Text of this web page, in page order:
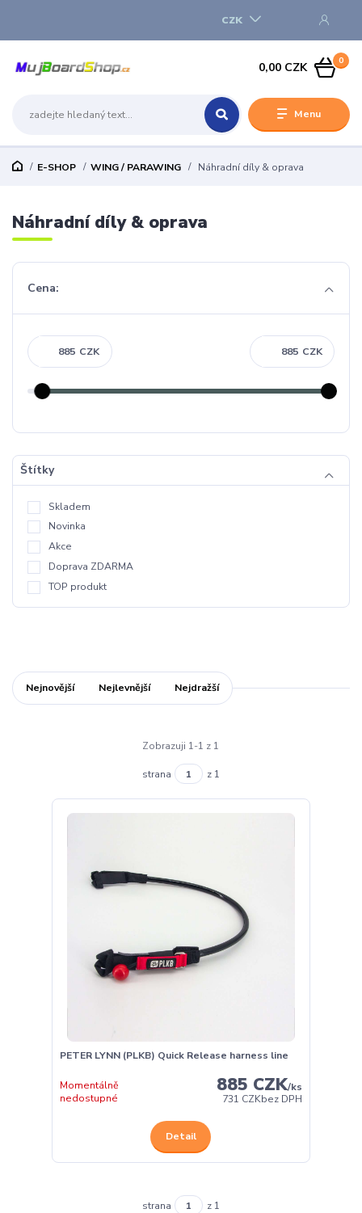
Menu
CZK
0
0,00 CZK
E-SHOP WING / PARAWING Náhradní díly & oprava
Náhradní díly & oprava
Cena:
CZK CZK
Štítky
Skladem
Novinka
Akce
Doprava ZDARMA
TOP produkt
Nejnovější Nejlevnější Nejdražší
Zobrazuji 1-1 z 1
strana z 1
PETER LYNN (PLKB) Quick Release harness line
885 CZK/ks
731 CZKbez DPH
Momentálně
nedostupné
Detail
strana z 1